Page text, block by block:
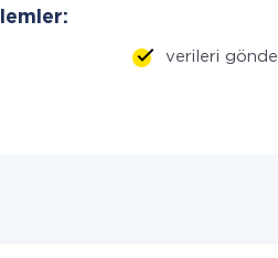
verileri